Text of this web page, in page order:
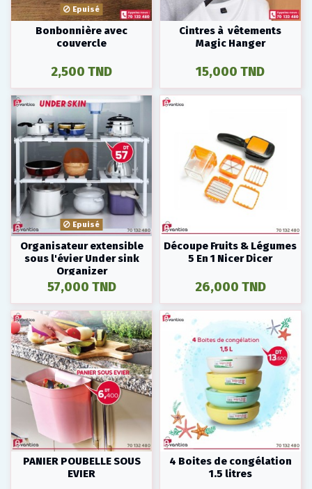
Epuisé
Bonbonnière avec
couvercle
2,500 TND
Cintres à vêtements
Magic Hanger
15,000 TND
Epuisé
Organisateur extensible
sous l'évier Under sink
Organizer
57,000 TND
Découpe Fruits & Légumes
5 En 1 Nicer Dicer
26,000 TND
PANIER POUBELLE SOUS
EVIER
4 Boites de congélation
1.5 litres